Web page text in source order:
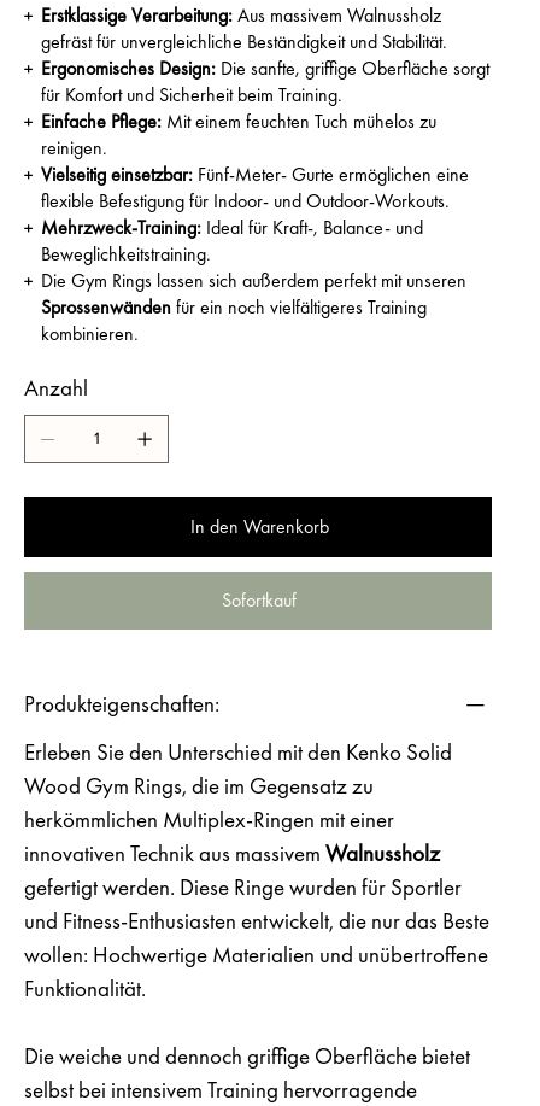
Erstklassige Verarbeitung:Aus massivem Walnussholz
gefräst für unvergleichliche Beständigkeit und Stabilität.
Ergonomisches Design: Die sanfte, griffige Oberfläche sorgt
für Komfort und Sicherheit beim Training.
Einfache Pflege: Mit einem feuchten Tuch mühelos zu
reinigen.
Vielseitig einsetzbar: Fünf-Meter- Gurte ermöglichen eine
flexible Befestigung für Indoor- und Outdoor-Workouts.
Mehrzweck-Training: Ideal für Kraft-, Balance- und
Beweglichkeitstraining.
Die Gym Rings lassen sich außerdem perfekt mit unseren
Sprossenwändenfür ein noch vielfältigeres Training
kombinieren.
Anzahl
In den Warenkorb
Sofortkauf
Produkteigenschaften:
Erleben Sie den Unterschied mit den Kenko Solid
Wood Gym Rings, die im Gegensatz zu
herkömmlichen Multiplex-Ringen mit einer
innovativen Technik aus massivem Walnussholz
gefertigt werden. Diese Ringe wurden für Sportler
und Fitness-Enthusiasten entwickelt, die nur das Beste
wollen: Hochwertige Materialien und unübertroffene
Funktionalität.
Die weiche und dennoch griffige Oberfläche bietet
selbst bei intensivem Training hervorragende